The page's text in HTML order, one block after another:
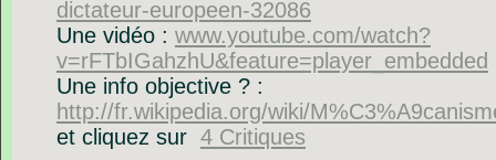
dictateur-europeen-32086
Une vidéo : www.youtube.com/watch?
v=rFTbIGahzhU&feature=player_embedded
Une info objective ? :
http://fr.wikipedia.org/wiki/
et cliquez sur 4 Critiques